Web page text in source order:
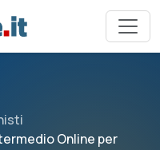
Online per